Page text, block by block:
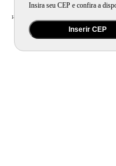
Insira seu CEP e confira a
Inserir CEP
Home